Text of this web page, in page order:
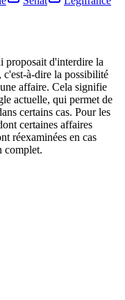
proposait d'interdire la
à-dire la possibilité
affaire. Cela signifie
actuelle, qui permet de
certains cas. Pour les
certaines affaires
réexaminées en cas
complet.